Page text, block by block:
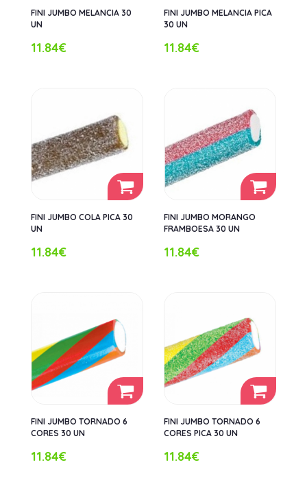
FINI JUMBO MELANCIA 30
UN
11.84€
FINI JUMBO MELANCIA PICA
30 UN
11.84€
FINI JUMBO COLA PICA 30
UN
11.84€
FINI JUMBO MORANGO
FRAMBOESA 30 UN
11.84€
FINI JUMBO TORNADO 6
CORES 30 UN
11.84€
FINI JUMBO TORNADO 6
CORES PICA 30 UN
11.84€